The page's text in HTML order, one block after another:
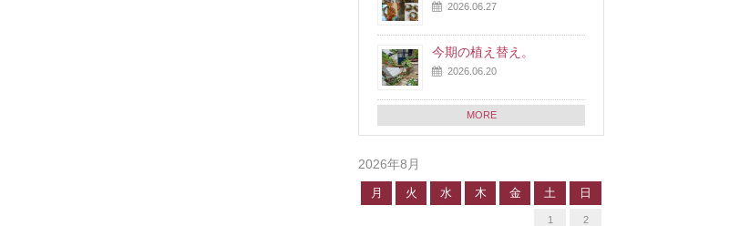
2026.06.27
今期の植え替え。
2026.06.20
MORE
2026年8月
月 火 水 木 金 土 日
1 2